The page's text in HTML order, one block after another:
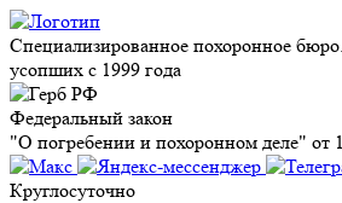
Специализированное похоронное
усопших с 1999 года
Федеральный закон
"О погребении и похоронном деле" от
Круглосуточно